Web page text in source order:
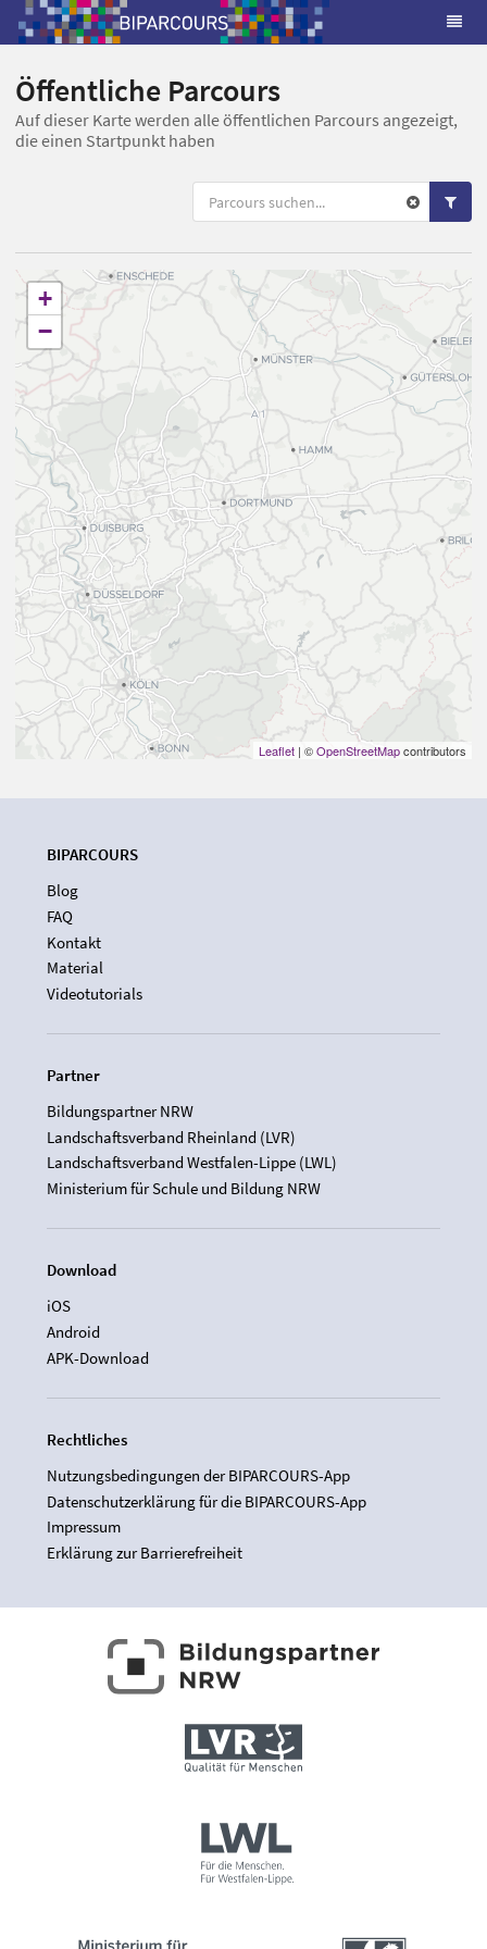
Öffentliche Parcours
Auf dieser Karte werden alle öffentlichen Parcours angezeigt,
die einen Startpunkt haben
+
−
Leaflet | ©OpenStreetMapcontributors
BIPARCOURS
Blog
FAQ
Kontakt
Material
Videotutorials
Partner
Bildungspartner NRW
Landschaftsverband Rheinland (LVR)
Landschaftsverband Westfalen-Lippe (LWL)
Ministerium für Schule und Bildung NRW
Download
iOS
Android
APK-Download
Rechtliches
Nutzungsbedingungen der BIPARCOURS-App
Datenschutzerklärung für die BIPARCOURS-App
Impressum
Erklärung zur Barrierefreiheit